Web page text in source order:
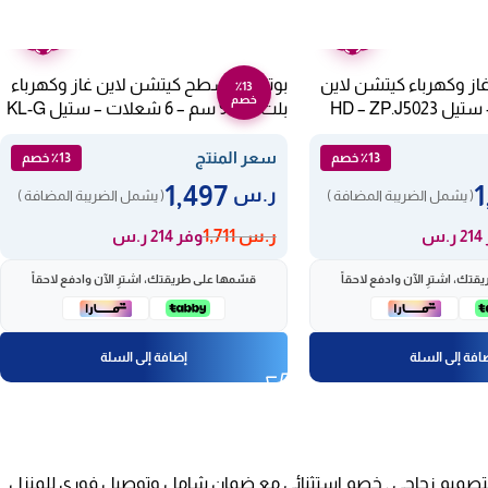
وكهرباء كيتشن لاين
٪13 خصم
( يشمل الضريبة المضافة )
اشترِ الآن وادفع لاحقاً
إلى السلة
٪13
خصم
بوتاجاز مسطح كيتشن لاين غاز وكهرباء
بلت ان 90 سم – 6 شعلات – ستيل KL-G
سعر المنتج
٪13 خصم
ر.س 1,497 ( يشمل الضريبة المضافة )
ر.س1,711 وفر 214 ر.س
قسّمها على طريقتك، اشترِ الآن وادفع لاحقاً
إضافة إلى السلة
زجاجي . خصم استثنائي مع ضمان شامل وتوصيل فوري للمنزل